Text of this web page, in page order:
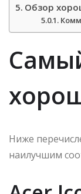
Обзор
Ниже
наилучшим